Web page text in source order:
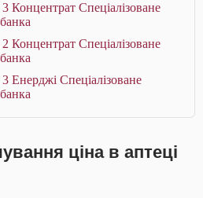
Спеціалізоване
Спеціалізоване
Спеціалізоване
ціна в аптеці